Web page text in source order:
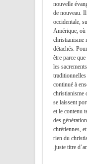
nouvelle
de nouveau.
occidentale,
Amérique, où
christianisme
détachés.
être parce
les
traditionnelles
continué à
christianisme
se laissent
et le contenu
des
chrétiennes,
rien du
juste titre